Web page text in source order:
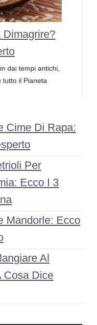
Dimagrire?
dai tempi antichi,
tutto il Pianeta
Cime Di Rapa:
Per
Ecco I 3
Mandorle: Ecco
Al
Cosa Dice